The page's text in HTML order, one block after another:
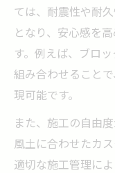
ては、耐震性や耐
となり、安心感を
す。例えば、ブロ
組み合わせること
現可能です。
また、施工の自由
風土に合わせたカ
適切な施工管理に